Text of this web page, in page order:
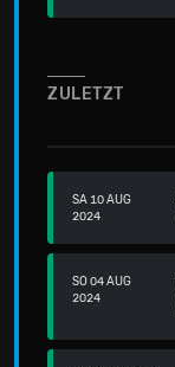
ZULETZT
SA 10 AUG
2024
SO 04 AUG
2024